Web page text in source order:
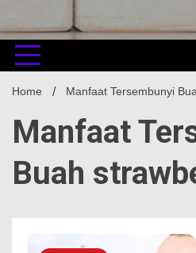
Home Manfaat Tersembunyi
Manfaat
Buah